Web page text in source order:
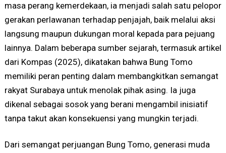
masa perang kemerdekaan, ia menjadi salah satu pelopor
gerakan perlawanan terhadap penjajah, baik melalui aksi
langsung maupun dukungan moral kepada para pejuang
lainnya. Dalam beberapa sumber sejarah, termasuk artikel
dari Kompas (2025), dikatakan bahwa Bung Tomo
memiliki peran penting dalam membangkitkan semangat
rakyat Surabaya untuk menolak pihak asing. Ia juga
dikenal sebagai sosok yang berani mengambil inisiatif
tanpa takut akan konsekuensi yang mungkin terjadi.
Dari semangat perjuangan Bung Tomo, generasi muda